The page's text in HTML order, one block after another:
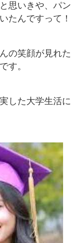
思いきや、パン
たんですって！
の笑顔が見れた
す。
した大学生活に